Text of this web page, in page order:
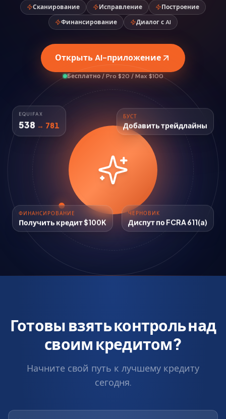
Сканирование Исправление
Построение
Финансирование
Диалог с AI
Открыть AI-приложение
Бесплатно / Pro $20 / Max $100
EQUIFAX
538 → 781
ЧЕРНОВИК
Диспут по FCRA 611(a)
БУСТ
Добавить трейдлайны
ФИНАНСИРОВАНИЕ
Получить кредит $100K
Готовы взять контроль над
своим кредитом?
Начните свой путь к лучшему кредиту
сегодня.